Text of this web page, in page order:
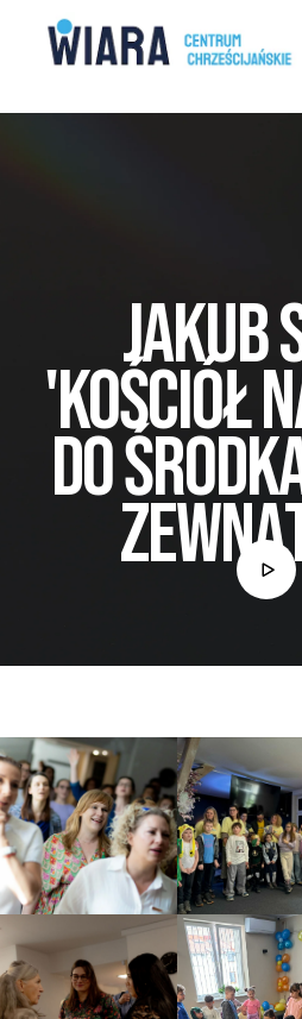
Jakub
'Kościół
Do